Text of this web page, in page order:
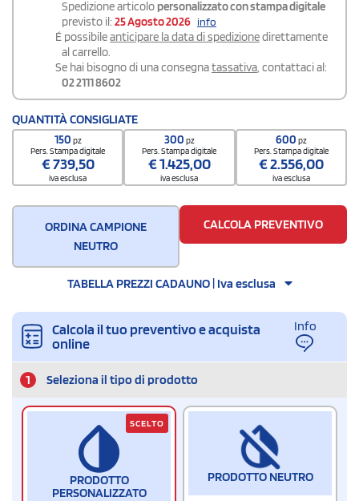
Spedizione articolo personalizzato con stampa digitale
previsto il: 25 Agosto 2026 info
É possibileanticipare la data di spedizionedirettamente
al carrello.
Se hai bisogno di una consegnatassativa, contattaci al:
02 2111 8602
QUANTITÀ CONSIGLIATE
150 pz
Pers. Stampa digitale
€739,50
iva esclusa
300 pz
Pers. Stampa digitale
€1.425,00
iva esclusa
600 pz
Pers. Stampa digitale
€2.556,00
iva esclusa
ORDINA CAMPIONE
NEUTRO
CALCOLA PREVENTIVO
TABELLA PREZZI CADAUNO | Iva esclusa
Calcola il tuo preventivo e acquista
online
Info
1 Seleziona il tipo di prodotto
PRODOTTO
PERSONALIZZATO
SCELTO
PRODOTTO NEUTRO